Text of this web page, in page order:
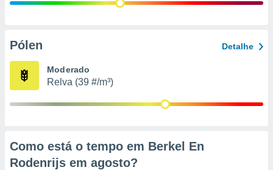
e
de
Pólen Detalhe
Moderado
Relva (39 #/m³)
Como está o tempo em Berkel En
Rodenrijs em agosto?